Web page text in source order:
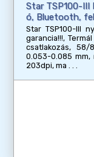
Star TSP100-
ó, Bluetooth,
Star TSP100-III
garancia!!!,
csatlakozás, 58/
0.053-0.085 mm,
203dpi, ma